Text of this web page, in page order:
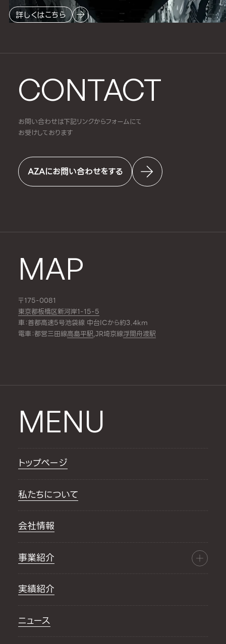
CONTACT
お問い合わせは下記リンクからフォームにて
お受けしております
AZAにお問い合わせをする
MAP
〒175-0081
東京都板橋区新河岸1-15-5
車：首都高速5号池袋線 中台ICから約3.4km
電車：都営三田線高島平駅,JR埼京線浮間舟渡駅
詳しくはこちら
MENU
トップページ
私たちについて
会社情報
事業紹介
実績紹介
ニュース